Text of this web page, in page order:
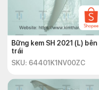
Bững kem SH 2021 (L) bên
trái
SKU: 64401K1NV00ZC